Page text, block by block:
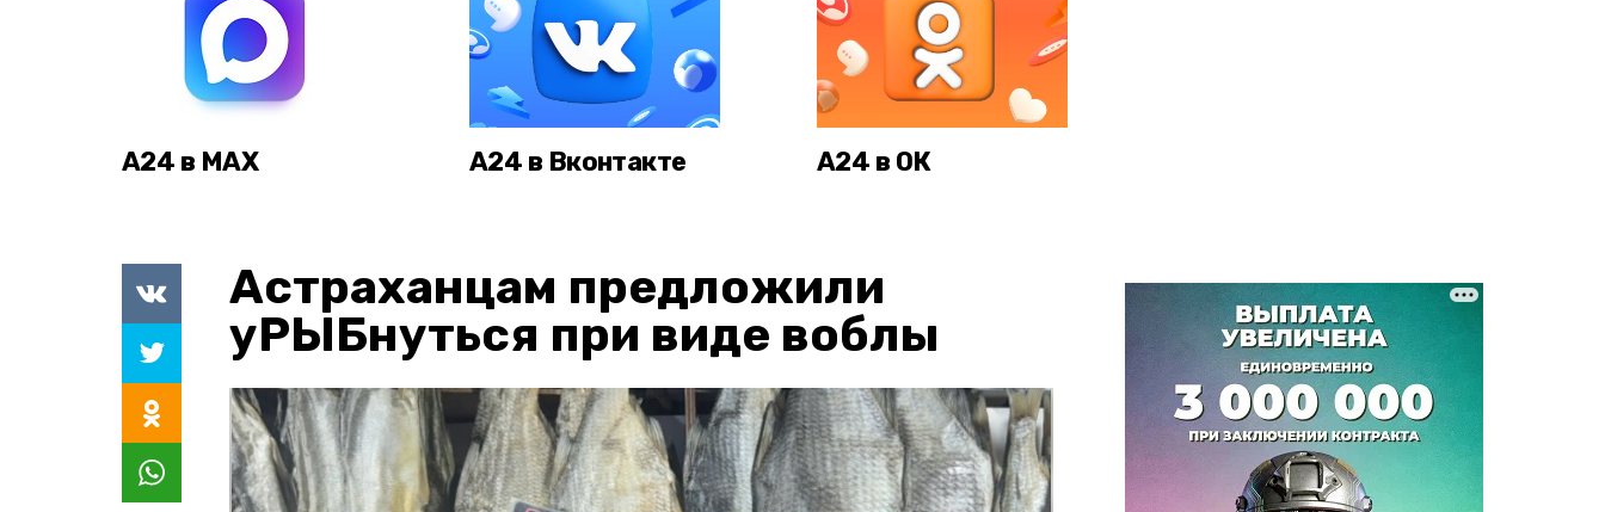
А24 в MAX А24 в Вконтакте А24 в ОК
Астраханцам предложили
уРЫБнуться при виде воблы